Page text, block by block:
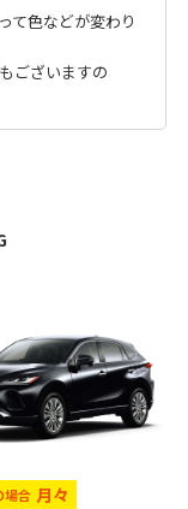
て色などが変わり
ございますの
場合 月々